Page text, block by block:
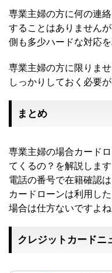
専業主婦の方に何の連
することはありません
側も多少ハードな対応
専業主婦の方に限りま
しっかりしておく必要が
まとめ
専業主婦の場合カード
てくるの？を解説しま
電話の番号で在籍確認
カードローンは利用し
場合は仕方ないですよね
クレジットカードニ